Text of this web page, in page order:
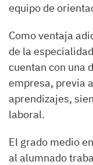
equipo de
Como ventaja
de la
cuentan con una
empresa, previa
aprendizajes,
laboral.
El grado medio
al alumnado